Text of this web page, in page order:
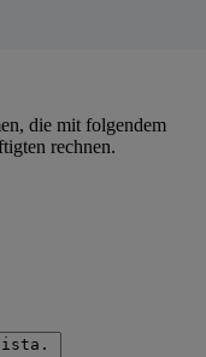
die mit folgendem
rechnen.